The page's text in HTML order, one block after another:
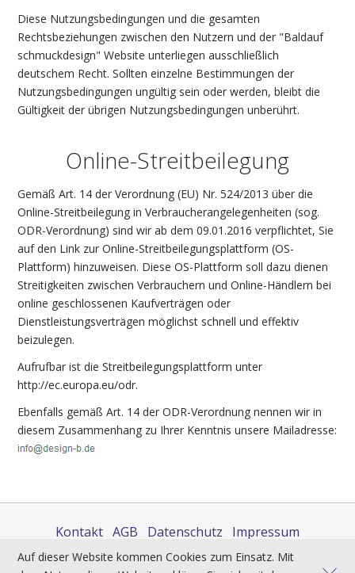
Diese Nutzungsbedingungen und die gesamten
Rechtsbeziehungen zwischen den Nutzern und der "Baldauf
schmuckdesign" Website unterliegen ausschließlich
deutschem Recht. Sollten einzelne Bestimmungen der
Nutzungsbedingungen ungültig sein oder werden, bleibt die
Gültigkeit der übrigen Nutzungsbedingungen unberührt.
Online-Streitbeilegung
Gemäß Art. 14 der Verordnung (EU) Nr. 524/2013 über die
Online-Streitbeilegung in Verbraucherangelegenheiten (sog.
ODR-Verordnung) sind wir ab dem 09.01.2016 verpflichtet, Sie
auf den Link zur Online-Streitbeilegungsplattform (OS-
Plattform) hinzuweisen. Diese OS-Plattform soll dazu dienen
Streitigkeiten zwischen Verbrauchern und Online-Händlern bei
online geschlossenen Kaufverträgen oder
Dienstleistungsverträgen möglichst schnell und effektiv
beizulegen.
Aufrufbar ist die Streitbeilegungsplattform unter
http://ec.europa.eu/odr.
Ebenfalls gemäß Art. 14 der ODR-Verordnung nennen wir in
diesem Zusammenhang zu Ihrer Kenntnis unsere Mailadresse:
Kontakt AGB Datenschutz Impressum
Sie finden uns auch auf:
Auf dieser Website kommen Cookies zum Einsatz. Mit